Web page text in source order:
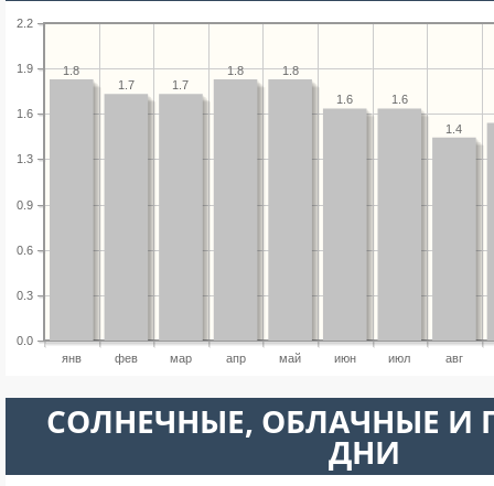
янв фев мар апр май июн июл авг
0.0
0.3
0.6
0.9
1.3
1.6
1.9
2.2
1.4
1.6
1.6
1.8
1.8
1.7
1.7
1.8
CОЛНЕЧНЫЕ, ОБЛАЧНЫЕ И
ДНИ